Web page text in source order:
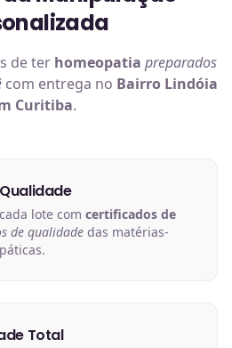
de ter homeopatia preparados
com entrega no Bairro Lindóia
Curitiba.
lote com certificados de
de qualidade das matérias-
Total